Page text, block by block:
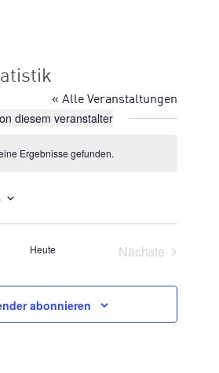
« Alle Veranstaltungen
diesem veranstalter
Ergebnisse gefunden.
Heute Nächste
abonnieren